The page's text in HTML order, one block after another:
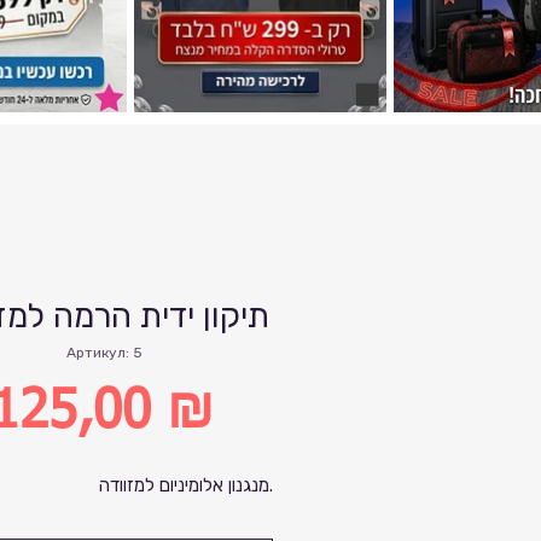
תיקון ידית הרמה
Артикул: 5
₪
מנגנון אלומיניום למזוודה.